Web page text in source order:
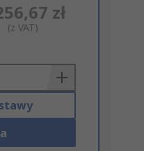
zł
(z VAT)